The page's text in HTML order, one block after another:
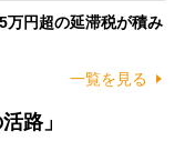
円超の延滞税が積み
一覧を見る
路」